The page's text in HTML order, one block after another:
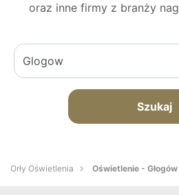
oraz inne firmy z branży
Szukaj
Orły Oświetlenia Oświetlenie - Głogów